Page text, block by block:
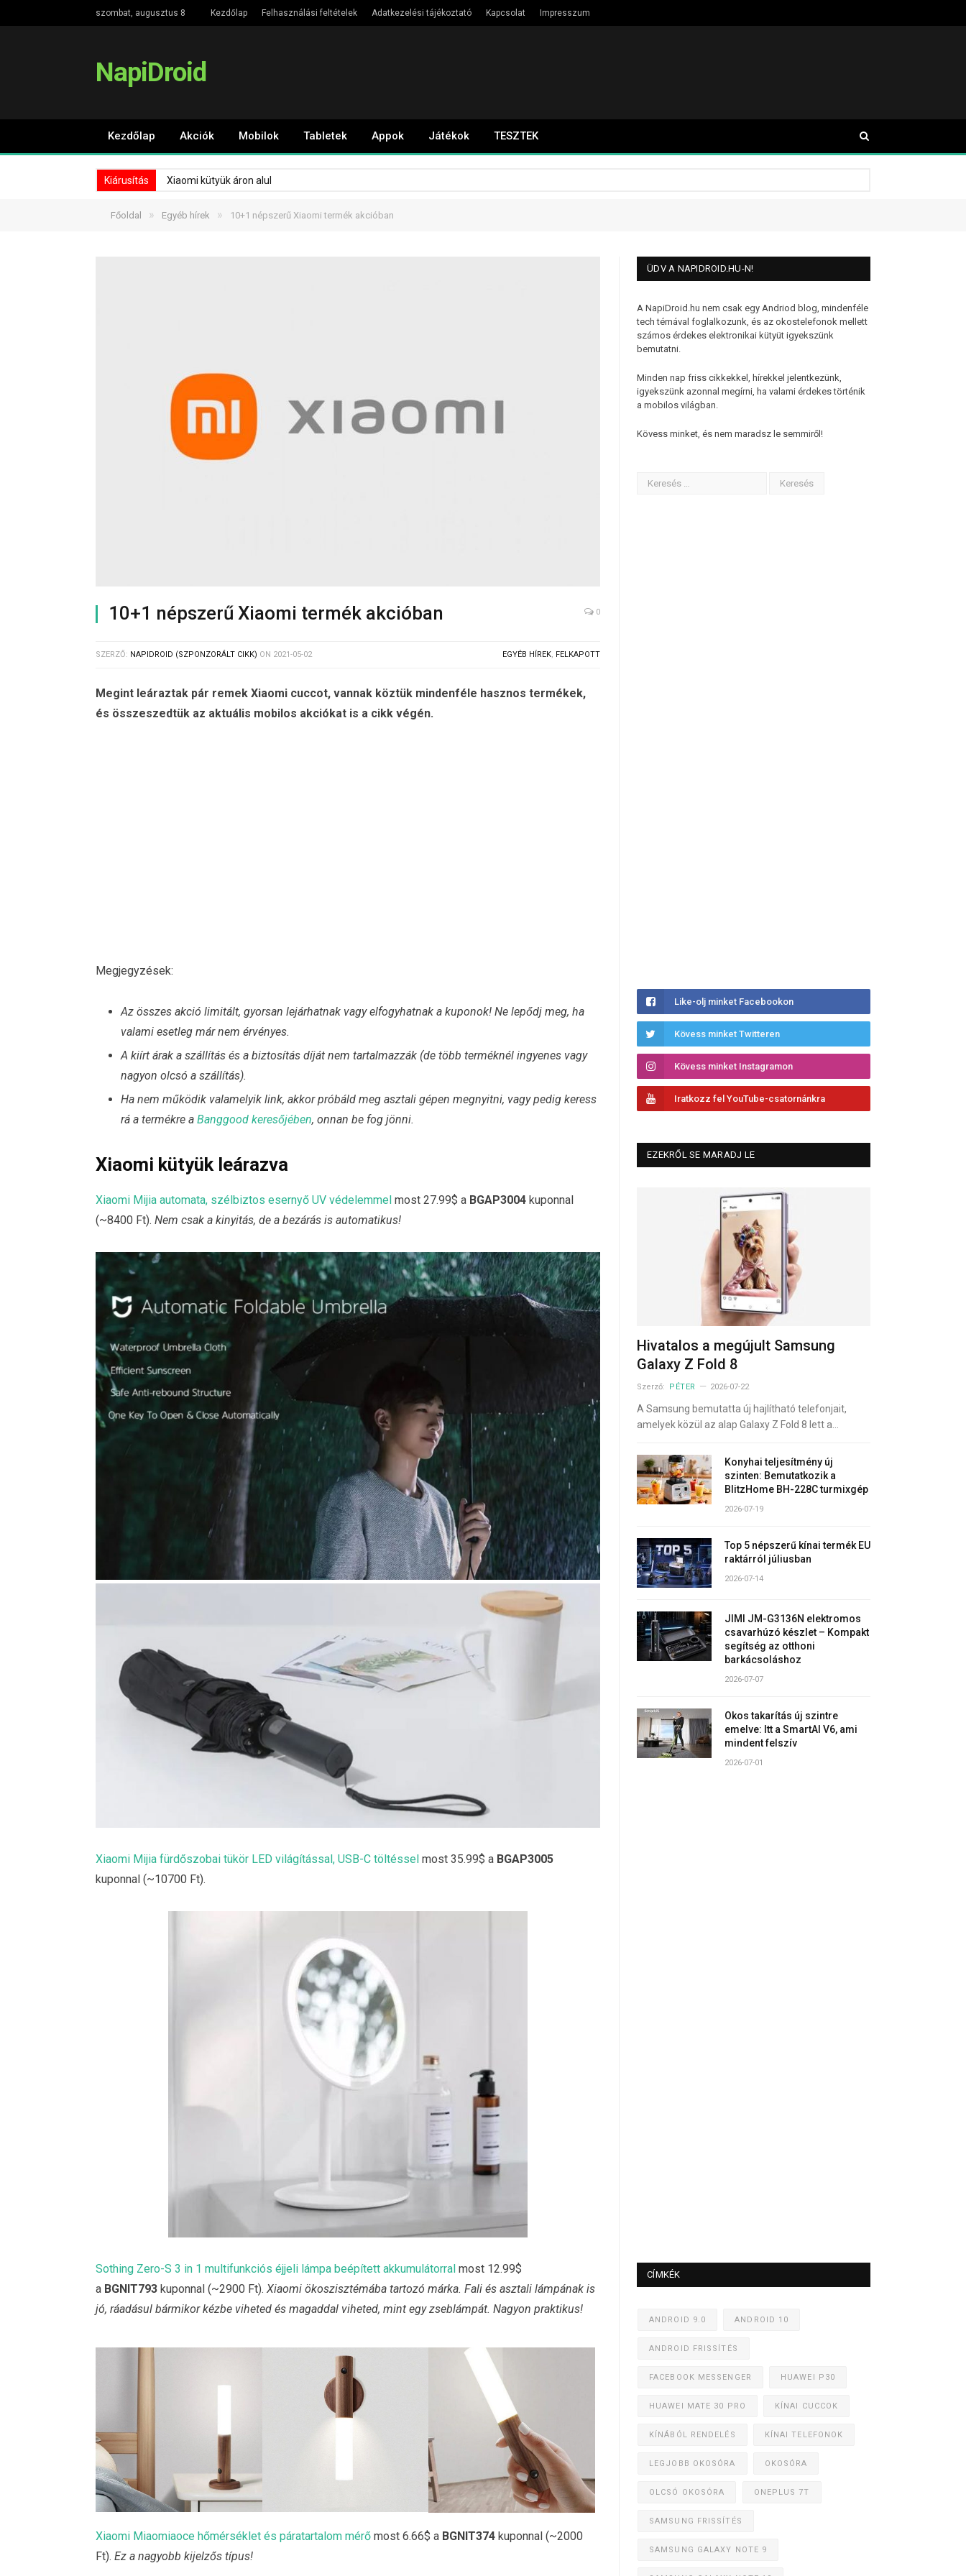
szombat, augusztus 8 Kezdőlap Felhasználási feltételek Adatkezelési tájékoztató Kapcsolat Impresszum
NapiDroid
Kezdőlap Akciók Mobilok Tabletek Appok Játékok TESZTEK
Kiárusítás Xiaomi kütyük áron alul
Főoldal » Egyéb hírek » 10+1 népszerű Xiaomi termék akcióban
10+1 népszerű Xiaomi termék akcióban 0
SZERZŐ: NAPIDROID (SZPONZORÁLT CIKK) ON 2021-05-02 EGYÉB HÍREK, FELKAPOTT
Megint leáraztak pár remek Xiaomi cuccot, vannak köztük mindenféle hasznos termékek,
és összeszedtük az aktuális mobilos akciókat is a cikk végén.
Megjegyzések:
Az összes akció limitált, gyorsan lejárhatnak vagy elfogyhatnak a kuponok! Ne lepődj meg, ha
valami esetleg már nem érvényes.
A kiírt árak a szállítás és a biztosítás díját nem tartalmazzák (de több terméknél ingyenes vagy
nagyon olcsó a szállítás).
Ha nem működik valamelyik link, akkor próbáld meg asztali gépen megnyitni, vagy pedig keress
rá a termékre a Banggood keresőjében, onnan be fog jönni.
Xiaomi kütyük leárazva
Xiaomi Mijia automata, szélbiztos esernyő UV védelemmel most 27.99$ a BGAP3004 kuponnal
(~8400 Ft). Nem csak a kinyitás, de a bezárás is automatikus!
Xiaomi Mijia fürdőszobai tükör LED világítással, USB-C töltéssel most 35.99$ a BGAP3005
kuponnal (~10700 Ft).
Sothing Zero-S 3 in 1 multifunkciós éjjeli lámpa beépített akkumulátorral most 12.99$
a BGNIT793 kuponnal (~2900 Ft). Xiaomi ökoszisztémába tartozó márka. Fali és asztali lámpának is
jó, ráadásul bármikor kézbe viheted és magaddal viheted, mint egy zseblámpát. Nagyon praktikus!
Xiaomi Miaomiaoce hőmérséklet és páratartalom mérő most 6.66$ a BGNIT374 kuponnal (~2000
Ft). Ez a nagyobb kijelzős típus!
ÜDV A NAPIDROID.HU-N!
A NapiDroid.hu nem csak egy Andriod blog, mindenféle
tech témával foglalkozunk, és az okostelefonok mellett
számos érdekes elektronikai kütyüt igyekszünk
bemutatni.
Minden nap friss cikkekkel, hírekkel jelentkezünk,
igyekszünk azonnal megírni, ha valami érdekes történik
a mobilos világban.
Kövess minket, és nem maradsz le semmiről!
Like-olj minket Facebookon
Kövess minket Twitteren
Kövess minket Instagramon
Iratkozz fel YouTube-csatornánkra
EZEKRŐL SE MARADJ LE
Hivatalos a megújult Samsung
Galaxy Z Fold 8
Szerző: PÉTER 2026-07-22
A Samsung bemutatta új hajlítható telefonjait,
amelyek közül az alap Galaxy Z Fold 8 lett a…
Konyhai teljesítmény új
szinten: Bemutatkozik a
BlitzHome BH-228C turmixgép
2026-07-19
Top 5 népszerű kínai termék EU
raktárról júliusban
2026-07-14
JIMI JM-G3136N elektromos
csavarhúzó készlet – Kompakt
segítség az otthoni
barkácsoláshoz
2026-07-07
Okos takarítás új szintre
emelve: Itt a SmartAI V6, ami
mindent felszív
2026-07-01
CÍMKÉK
ANDROID 9.0 ANDROID 10
ANDROID FRISSÍTÉS
FACEBOOK MESSENGER HUAWEI P30
HUAWEI MATE 30 PRO KÍNAI CUCCOK
KÍNÁBÓL RENDELÉS KÍNAI TELEFONOK
LEGJOBB OKOSÓRA OKOSÓRA
OLCSÓ OKOSÓRA ONEPLUS 7T
SAMSUNG FRISSÍTÉS
SAMSUNG GALAXY NOTE 9